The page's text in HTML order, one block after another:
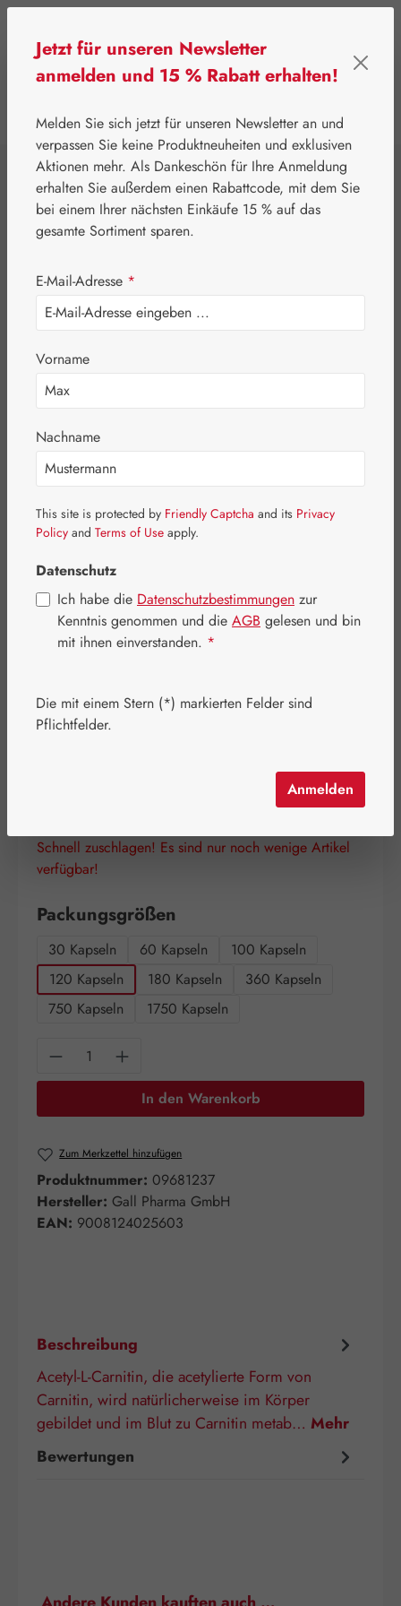
⌂ Gall Pharma Aminosäuren
Acetyl-L-Carnitin
250 mg GPH
Kapseln
Bildergalerie überspringen
Schnell zuschlagen! Es sind nur noch wenige Artikel
verfügbar!
Packungsgrößen
30 Kapseln 60 Kapseln
100 Kapseln
120 Kapseln
180 Kapseln
360 Kapseln
750 Kapseln
1750 Kapseln
Produkt Anzahl: Gib den gewünschten
In den Warenkorb
Zum Merkzettel hinzufügen
Produktnummer: 09681237
Hersteller: Gall Pharma GmbH
EAN: 9008124025603
Beschreibung
Acetyl-L-Carnitin, die acetylierte Form von
Carnitin, wird natürlicherweise im Körper
gebildet und im Blut zu Carnitin metab… Mehr
Bewertungen
Produktgalerie überspringen
Jetzt für unseren Newsletter
anmelden und 15 % Rabatt erhalten!
Melden Sie sich jetzt für unseren Newsletter an und
verpassen Sie keine Produktneuheiten und exklusiven
Aktionen mehr. Als Dankeschön für Ihre Anmeldung
erhalten Sie außerdem einen Rabattcode, mit dem Sie
bei einem Ihrer nächsten Einkäufe 15 % auf das
gesamte Sortiment sparen.
E-Mail-Adresse *
Vorname
Nachname
This site is protected by Friendly Captcha and its Privacy
Policy and Terms of Use apply.
Datenschutz
Ich habe die Datenschutzbestimmungen zur
Kenntnis genommen und die AGB gelesen und bin
mit ihnen einverstanden. *
Die mit einem Stern (*) markierten Felder sind
Pflichtfelder.
Anmelden